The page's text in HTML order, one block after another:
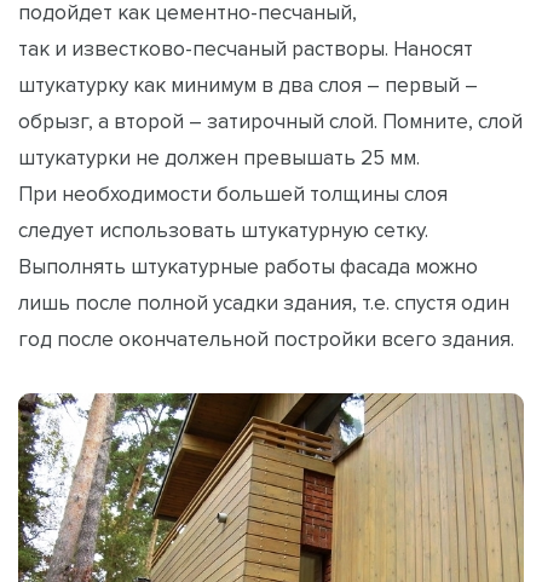
подойдет как цементно-песчаный,
так и известково-песчаный растворы. Наносят
штукатурку как минимум в два слоя – первый –
обрызг, а второй – затирочный слой. Помните, слой
штукатурки не должен превышать 25 мм.
При необходимости большей толщины слоя
следует использовать штукатурную сетку.
Выполнять штукатурные работы фасада можно
лишь после полной усадки здания, т.е. спустя один
год после окончательной постройки всего здания.